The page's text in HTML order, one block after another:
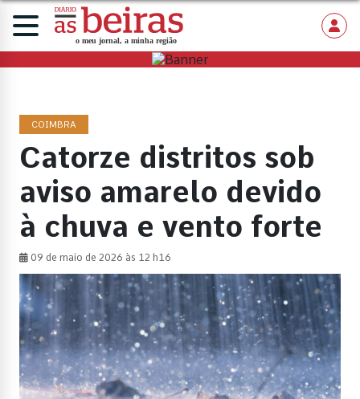
COIMBRA
Catorze distritos sob
aviso amarelo devido
à chuva e vento forte
09 de maio de 2026 às 12 h16